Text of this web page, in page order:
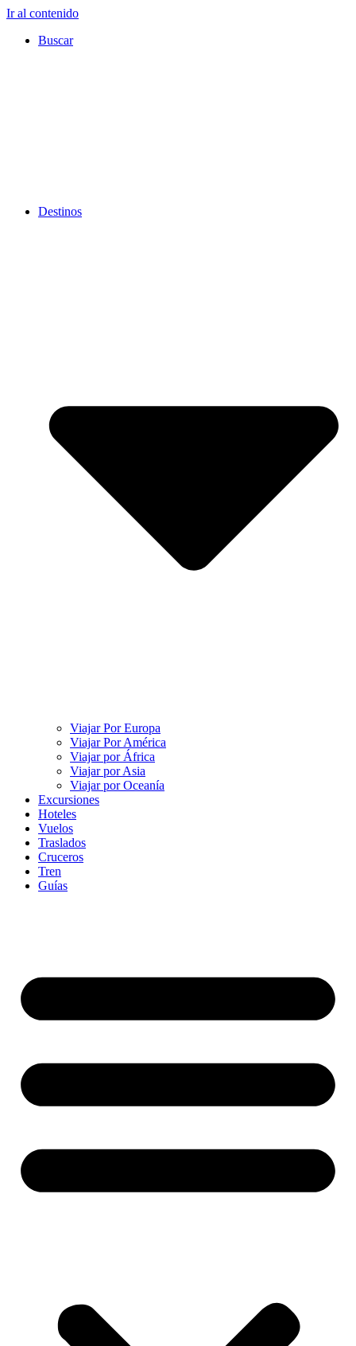
Ir al contenido
Buscar
Destinos
Viajar Por Europa
Viajar Por América
Viajar por África
Viajar por Asia
Viajar por Oceanía
Excursiones
Hoteles
Vuelos
Traslados
Cruceros
Tren
Guías